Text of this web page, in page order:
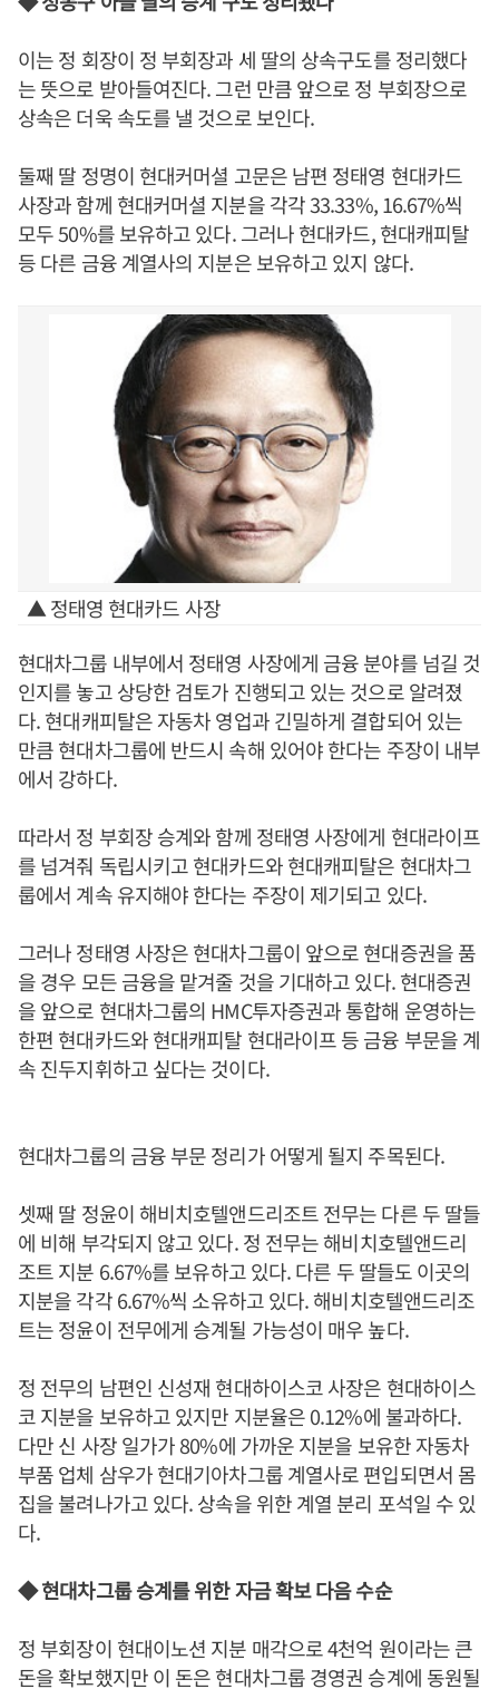
이는 정 회장이 정 부회장과 세 딸의 상속구도를 정리했다
는 뜻으로 받아들여진다. 그런 만큼 앞으로 정 부회장으로
상속은 더욱 속도를 낼 것으로 보인다.
둘째 딸 정명이 현대커머셜 고문은 남편 정태영 현대카드
사장과 함께 현대커머셜 지분을 각각 33.33%, 16.67%씩
모두 50%를 보유하고 있다. 그러나 현대카드, 현대캐피탈
등 다른 금융 계열사의 지분은 보유하고 있지 않다.
▲ 정태영 현대카드 사장
현대차그룹 내부에서 정태영 사장에게 금융 분야를 넘길 것
인지를 놓고 상당한 검토가 진행되고 있는 것으로 알려졌
다. 현대캐피탈은 자동차 영업과 긴밀하게 결합되어 있는
만큼 현대차그룹에 반드시 속해 있어야 한다는 주장이 내부
에서 강하다.
따라서 정 부회장 승계와 함께 정태영 사장에게 현대라이프
를 넘겨줘 독립시키고 현대카드와 현대캐피탈은 현대차그
룹에서 계속 유지해야 한다는 주장이 제기되고 있다.
그러나 정태영 사장은 현대차그룹이 앞으로 현대증권을 품
을 경우 모든 금융을 맡겨줄 것을 기대하고 있다. 현대증권
을 앞으로 현대차그룹의 HMC투자증권과 통합해 운영하는
한편 현대카드와 현대캐피탈 현대라이프 등 금융 부문을 계
속 진두지휘하고 싶다는 것이다.
현대차그룹의 금융 부문 정리가 어떻게 될지 주목된다.
셋째 딸 정윤이 해비치호텔앤드리조트 전무는 다른 두 딸들
에 비해 부각되지 않고 있다. 정 전무는 해비치호텔앤드리
조트 지분 6.67%를 보유하고 있다. 다른 두 딸들도 이곳의
지분을 각각 6.67%씩 소유하고 있다. 해비치호텔앤드리조
트는 정윤이 전무에게 승계될 가능성이 매우 높다.
정 전무의 남편인 신성재 현대하이스코 사장은 현대하이스
코 지분을 보유하고 있지만 지분율은 0.12%에 불과하다.
다만 신 사장 일가가 80%에 가까운 지분을 보유한 자동차
부품 업체 삼우가 현대기아차그룹 계열사로 편입되면서 몸
집을 불려나가고 있다. 상속을 위한 계열 분리 포석일 수 있
다.
◆ 현대차그룹 승계를 위한 자금 확보 다음 수순
정 부회장이 현대이노션 지분 매각으로 4천억 원이라는 큰
돈을 확보했지만 이 돈은 현대차그룹 경영권 승계에 동원될